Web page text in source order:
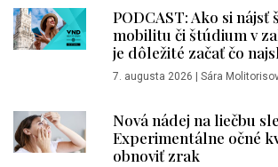
PODCAST: Ako si
mobilitu či štúdium v
je dôležité začať čo
7. augusta 2026 Sára
Nová nádej na liečbu
Experimentálne očné
obnoviť zrak